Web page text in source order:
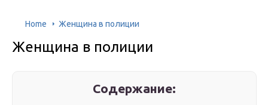
Home Женщина в полиции
Женщина в полиции
Содержание: